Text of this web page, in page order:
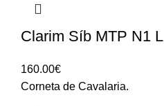
Clarim Síb MTP N1 L
160.00€
Corneta de Cavalaria.